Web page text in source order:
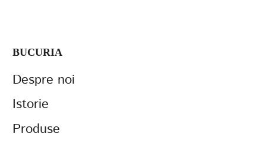
BUCURIA
Despre noi
Istorie
Produse